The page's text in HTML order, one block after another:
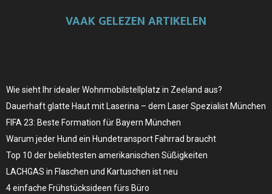
VAAK GELEZEN ARTIKELEN
Wie sieht Ihr idealer Wohnmobilstellplatz in Zeeland aus?
Dauerhaft glatte Haut mit Laserina – dem Laser Spezialist München
FIFA 23: Beste Formation für Bayern München
Warum jeder Hund ein Hundetransport Fahrrad braucht
Top 10 der beliebtesten amerikanischen Süßigkeiten
LACHGAS in Flaschen und Kartuschen ist neu
4 einfache Frühstücksideen fürs Büro